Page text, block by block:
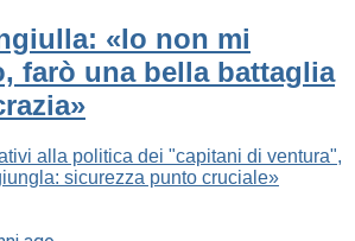
«Io non mi
farò una bella battaglia
alla politica dei "capitani di ventura",
sicurezza punto cruciale»